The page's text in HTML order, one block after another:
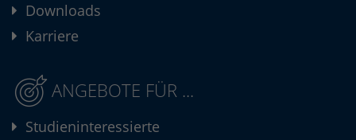
Downloads
Karriere
ANGEBOTE FÜR ...
Studieninteressierte